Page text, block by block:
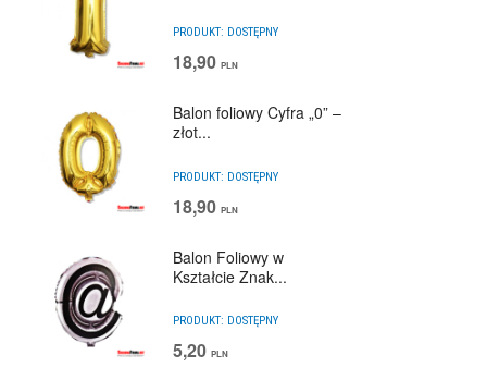
PRODUKT: DOSTĘPNY
18,90 PLN
Balon foliowy Cyfra „0” –
złot...
PRODUKT: DOSTĘPNY
18,90 PLN
Balon Foliowy w
Kształcie Znak...
PRODUKT: DOSTĘPNY
5,20 PLN